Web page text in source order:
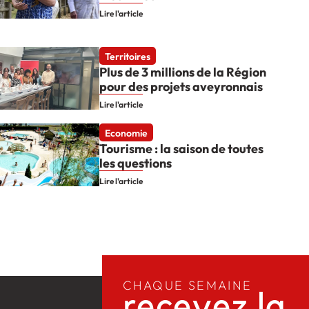
Lire l'article
Territoires
Plus de 3 millions de la Région
pour des projets aveyronnais
Lire l'article
Economie
Tourisme : la saison de toutes
les questions
Lire l'article
CHAQUE SEMAINE